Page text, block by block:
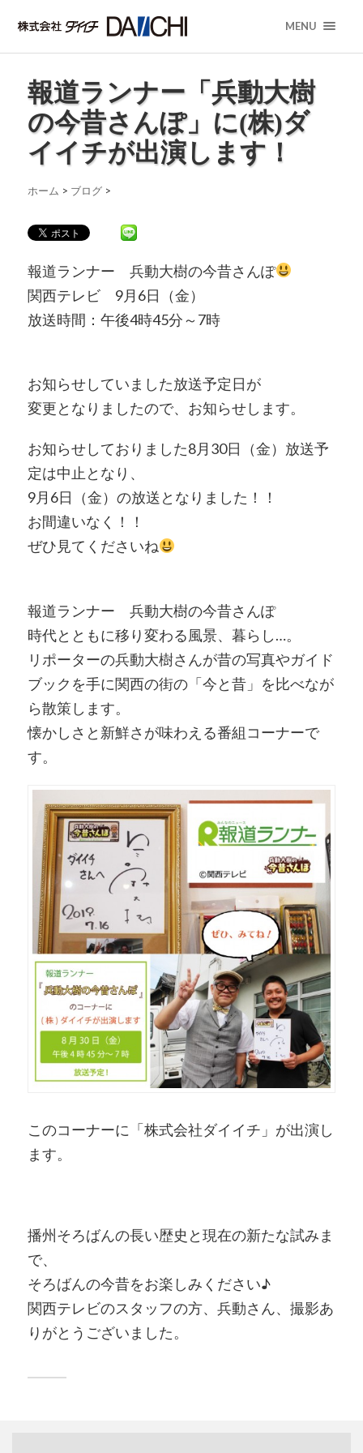
MENU
報道ランナー「兵動大樹
の今昔さんぽ」に(株)ダ
イイチが出演します！
ホーム > ブログ >
報道ランナー 兵動大樹の今昔さんぽ
関西テレビ 9月6日（金）
放送時間：午後4時45分～7時
お知らせしていました放送予定日が
変更となりましたので、お知らせします。
お知らせしておりました8月30日（金）放送予
定は中止となり、
9月6日（金）の放送となりました！！
お間違いなく！！
ぜひ見てくださいね
報道ランナー 兵動大樹の今昔さんぽ
時代とともに移り変わる風景、暮らし…。
リポーターの兵動大樹さんが昔の写真やガイド
ブックを手に関西の街の「今と昔」を比べなが
ら散策します。
懐かしさと新鮮さが味わえる番組コーナーで
す。
このコーナーに「株式会社ダイイチ」が出演し
ます。
播州そろばんの長い歴史と現在の新たな試みま
で、
そろばんの今昔をお楽しみください♪
関西テレビのスタッフの方、兵動さん、撮影あ
りがとうございました。